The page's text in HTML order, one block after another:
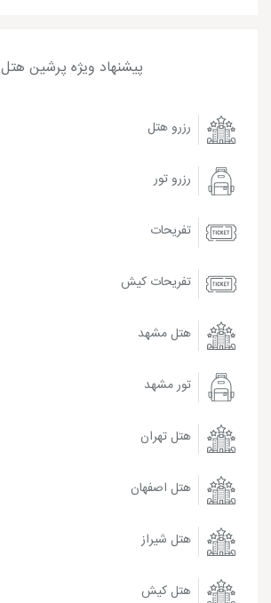
پیشنهاد ویژه پرشین هتل
رزرو هتل
رزرو تور
تفریحات
تفریحات کیش
هتل مشهد
تور مشهد
هتل تهران
هتل اصفهان
هتل شیراز
هتل کیش